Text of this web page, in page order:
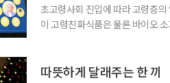
초고령사회 진입에 따라 고령층
이 고령친화식품은 물론 바이오
자의 생리적 한계를 고려할 때 소
따뜻하게 달래주는 한 끼